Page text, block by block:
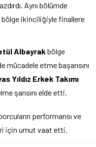
Aynı bölümde
bölge ikinciliğiyle finallere
Albayrak bölge
mücadele etme başarısını
Yıldız Erkek Takımı
şansını elde etti.
performansı ve
için umut vaat etti.